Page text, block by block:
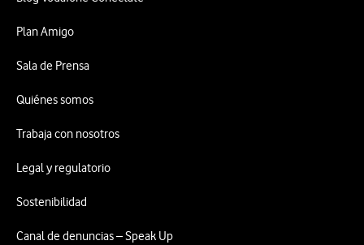
Plan Amigo
Sala de Prensa
Quiénes somos
Trabaja con nosotros
Legal y regulatorio
Sostenibilidad
Canal de denuncias – Speak Up